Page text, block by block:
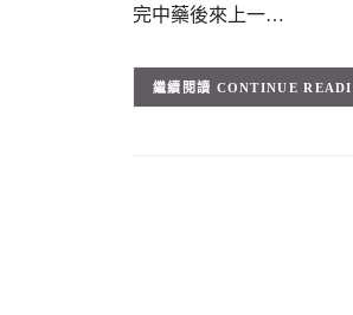
完中藥後來上一…
CONTINUE